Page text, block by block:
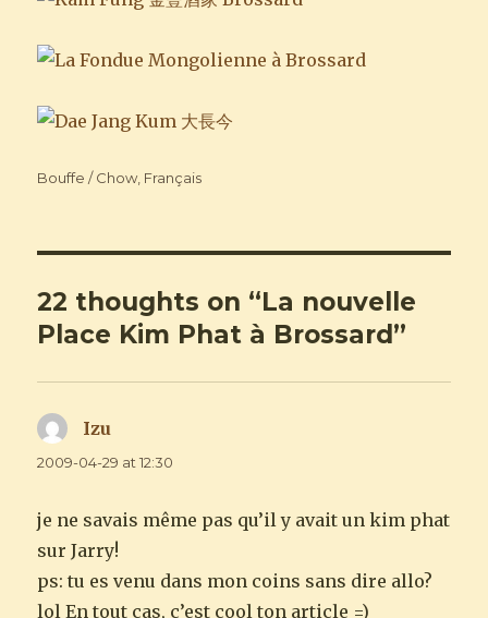
Categories
Bouffe / Chow Français
22 thoughts on “La nouvelle
Place Kim Phat à Brossard”
Izu
2009-04-29 at 12:30
je ne savais même pas qu’il y avait un kim phat
sur Jarry!
ps: tu es venu dans mon coins sans dire allo?
lol En tout cas, c’est cool ton article =)